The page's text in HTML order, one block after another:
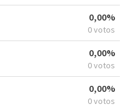
0,00%
0 votos
0,00%
0 votos
0,00%
0 votos